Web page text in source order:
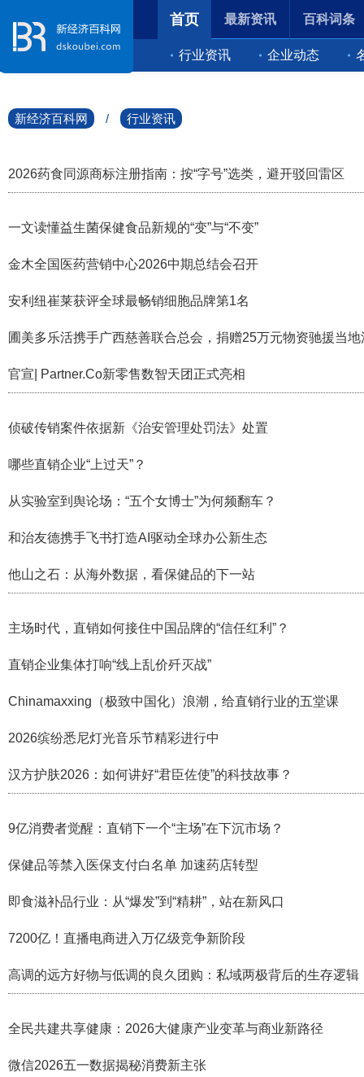
首页
行业资讯 企业动态
最新资讯 百科词条
新经济百科网 / 行业资讯
2026药食同源商标注册指南：按“字号”选类，避开驳回雷区
一文读懂益生菌保健食品新规的“变”与“不变”
金木全国医药营销中心2026中期总结会召开
安利纽崔莱获评全球最畅销细胞品牌第1名
圃美多乐活携手广西慈善联合总会，捐赠25万元物资驰援当
官宣| Partner.Co新零售数智天团正式亮相
侦破传销案件依据新《治安管理处罚法》处置
哪些直销企业“上过天”？
从实验室到舆论场：“五个女博士”为何频翻车？
和治友德携手飞书打造AI驱动全球办公新生态
他山之石：从海外数据，看保健品的下一站
主场时代，直销如何接住中国品牌的“信任红利”？
直销企业集体打响“线上乱价歼灭战”
Chinamaxxing（极致中国化）浪潮，给直销行业的五堂课
2026缤纷悉尼灯光音乐节精彩进行中
汉方护肤2026：如何讲好“君臣佐使”的科技故事？
9亿消费者觉醒：直销下一个“主场”在下沉市场？
保健品等禁入医保支付白名单 加速药店转型
即食滋补品行业：从“爆发”到“精耕”，站在新风口
7200亿！直播电商进入万亿级竞争新阶段
高调的远方好物与低调的良久团购：私域两极背后的生存逻辑
全民共建共享健康：2026大健康产业变革与商业新路径
微信2026五一数据揭秘消费新主张